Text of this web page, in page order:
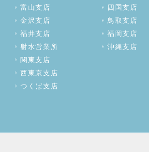
富山支店
金沢支店
福井支店
射水営業所
関東支店
西東京支店
つくば支店
四国支店
鳥取支店
福岡支店
沖縄支店